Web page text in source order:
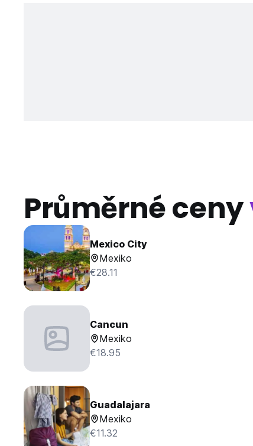
Průměrné ceny
Mexico City
Mexiko
€28.11
Cancun
Mexiko
€18.95
Guadalajara
Mexiko
€11.32